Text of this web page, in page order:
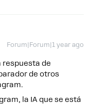
Forum|Forum|1 year ago
respuesta de
de otros
la IA que se está